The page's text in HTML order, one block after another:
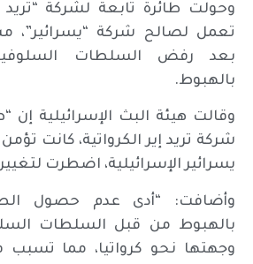
وحولت طائرة تابعة لشركة “تريد
تعمل لصالح شركة “يسرائير”،
بعد رفض السلطات
بالهبوط.
وقالت هيئة البث الإسرائيلية إن
شركة تريد إير الكرواتية، كانت
يسرائير الإسرائيلية، اضطرت
وأضافت: “أدى عدم حصول
بالهبوط من قبل السلطات
وجهتها نحو كرواتيا، مما تسبب